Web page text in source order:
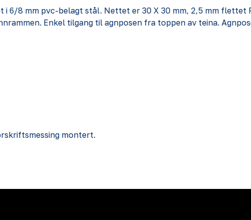
i 6/8 mm pvc-belagt stål. Nettet er 30 X 30 mm, 2,5 mm flettet
Enkel tilgang til agnposen fra toppen av teina.
montert.